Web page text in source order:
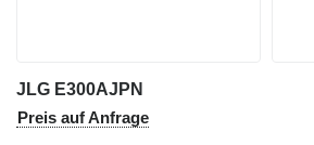
JLG E300AJPN
Preis auf Anfrage